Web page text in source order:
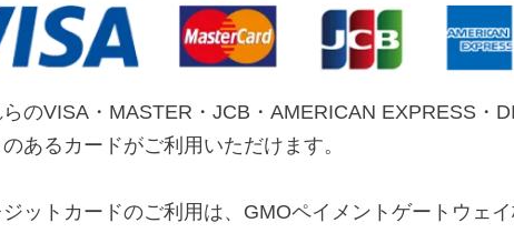
のVISA・MASTER・JCB・AMERICAN EXPRESS・
あるカードがご利用いただけます。
ットカードのご利用は、GMOペイメントゲートウェ